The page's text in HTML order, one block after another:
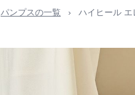
パンプスの一覧 › ハイヒール エ